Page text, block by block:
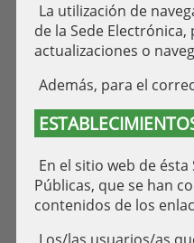
La utilización de
de la Sede
actualizaciones o
Además, para el
En el sitio web de
Públicas, que se han
contenidos de los